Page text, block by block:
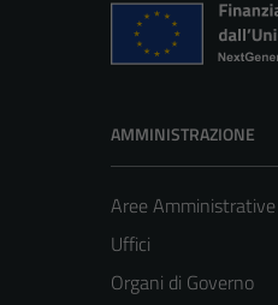
AMMINISTRAZIONE
Aree Amministrative
Uffici
Organi di Governo